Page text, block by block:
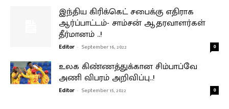
இந்திய கிரிக்கெட் சபைக்கு எதிராக
ஆர்ப்பாட்டம்- சாம்சன் ஆதரவாளர்கள்
தீர்மானம் ..!
Editor - September 16, 2022 0
உலக கிண்ணத்துக்கான சிம்பாப்வே
அணி விபரம் அறிவிப்பு..!
Editor - September 15, 2022 0